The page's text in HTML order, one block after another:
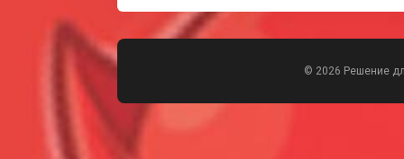
© 2026 Решение